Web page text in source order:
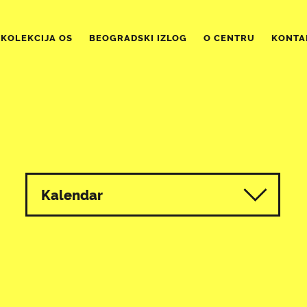
KOLEKCIJA OS BEOGRADSKI IZLOG O CENTRU
Kalendar